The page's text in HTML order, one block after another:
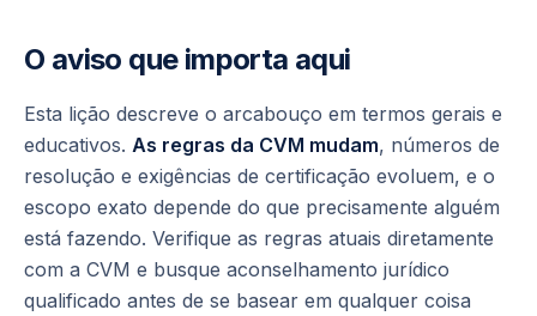
O aviso que importa aqui
Esta lição descreve o arcabouço em termos gerais e
educativos. As regras da CVM mudam, números de
resolução e exigências de certificação evoluem, e o
escopo exato depende do que precisamente alguém
está fazendo. Verifique as regras atuais diretamente
com a CVM e busque aconselhamento jurídico
qualificado antes de se basear em qualquer coisa